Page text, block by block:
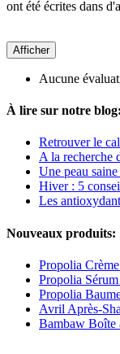
ont été écrites dans
Afficher
Aucune
À lire sur notre blog:
Retrouver le
A la recherche
Une peau
Hiver : 5
Les
Nouveaux produits:
Propolia
Propolia
Propolia
Avril Après-
Bambaw Boîte